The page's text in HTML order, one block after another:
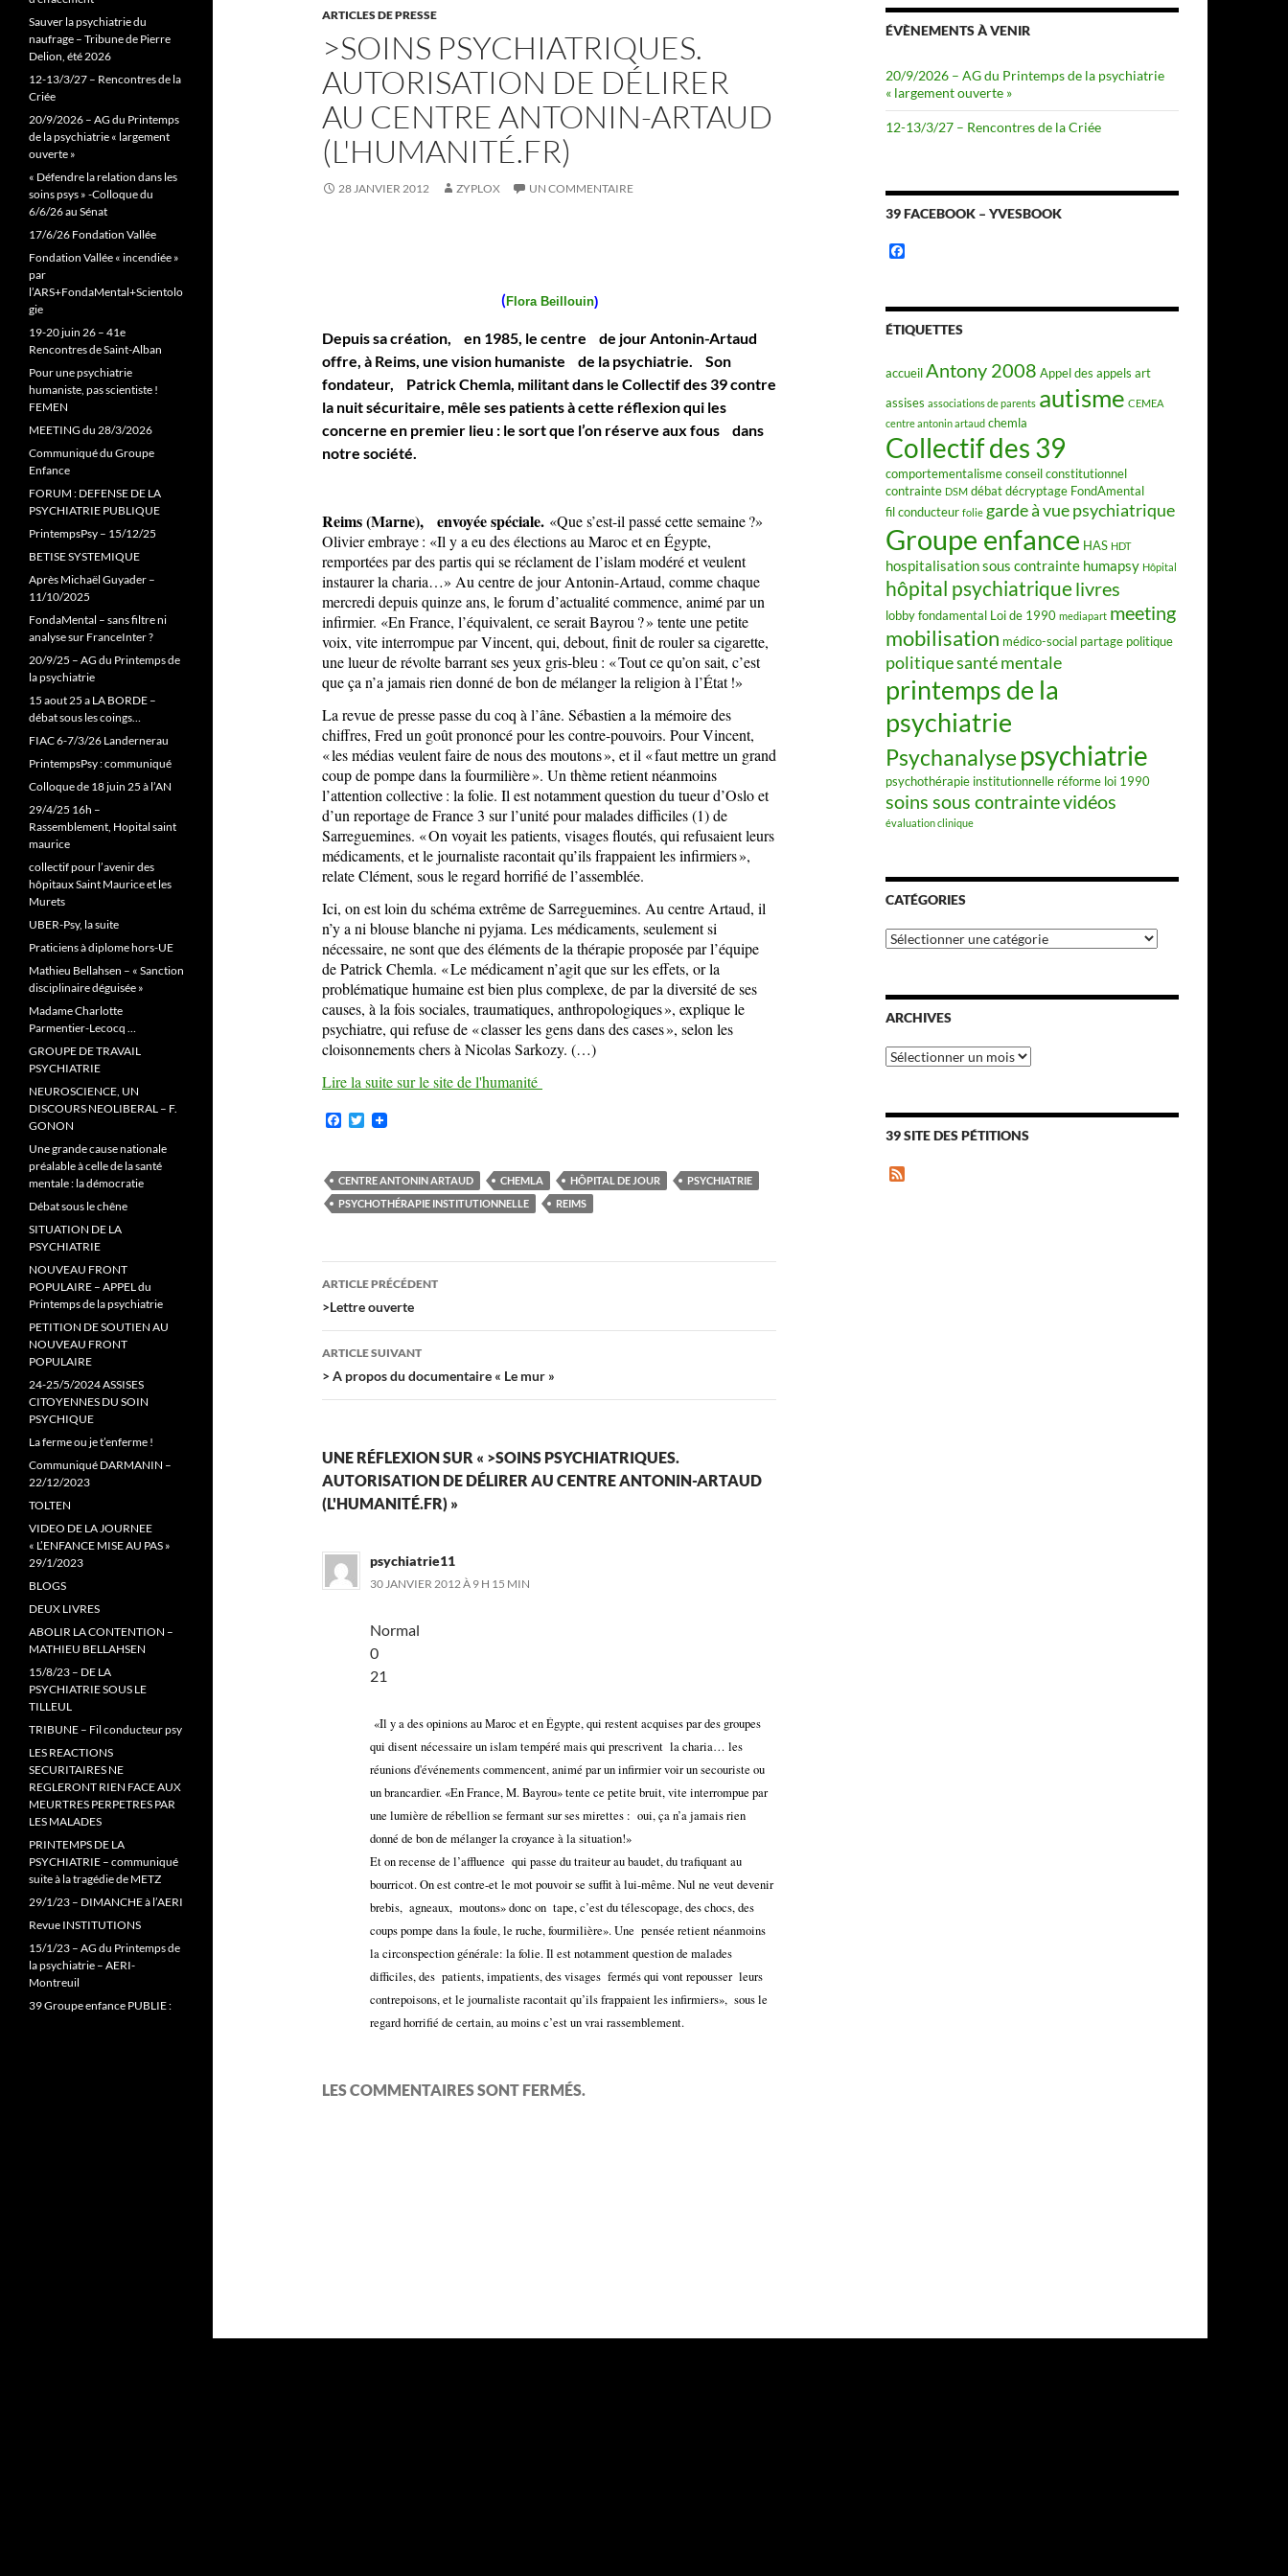
ARTICLES DE PRESSE
>SOINS PSYCHIATRIQUES.
AUTORISATION DE DÉLIRER
AU CENTRE ANTONIN-ARTAUD
(L'HUMANITÉ.FR)
28 JANVIER 2012 ZYPLOX UN COMMENTAIRE
(Flora Beillouin)
Depuis sa création, en 1985, le centre de jour Antonin-Artaud
offre, à Reims, une vision humaniste de la psychiatrie. Son
fondateur, Patrick Chemla, militant dans le Collectif des 39 contre
la nuit sécuritaire, mêle ses patients à cette réflexion qui les
concerne en premier lieu : le sort que l’on réserve aux fous dans
notre société.
Reims (Marne), envoyée spéciale. «Que s’est-il passé cette semaine ?»
Olivier embraye : «Il y a eu des élections au Maroc et en Égypte,
remportées par des partis qui se réclament de l’islam modéré et veulent
instaurer la charia…» Au centre de jour Antonin-Artaud, comme chaque
mercredi depuis quinze ans, le forum d’actualité commence, animé par un
infirmier. «En France, l’équivalent, ce serait Bayrou ? » tente une petite
voix, vite interrompue par Vincent, qui, debout, finit de rouler sa cigarette,
une lueur de révolte barrant ses yeux gris-bleu : « Tout ce qu’on sait, c’est
que ça n’a jamais rien donné de bon de mélanger la religion à l’État !»
La revue de presse passe du coq à l’âne. Sébastien a la mémoire des
chiffres, Fred un goût prononcé pour les contre-pouvoirs. Pour Vincent,
« les médias veulent faire de nous des moutons », et il « faut mettre un grand
coup de pompe dans la fourmilière ». Un thème retient néanmoins
l’attention collective : la folie. Il est notamment question du tueur d’Oslo et
d’un reportage de France 3 sur l’unité pour malades difficiles (1) de
Sarreguemines. « On voyait les patients, visages floutés, qui refusaient leurs
médicaments, et le journaliste racontait qu’ils frappaient les infirmiers »,
relate Clément, sous le regard horrifié de l’assemblée.
Ici, on est loin du schéma extrême de Sarreguemines. Au centre Artaud, il
n’y a ni blouse blanche ni pyjama. Les médicaments, seulement si
nécessaire, ne sont que des éléments de la thérapie proposée par l’équipe
de Patrick Chemla. « Le médicament n’agit que sur les effets, or la
problématique humaine est bien plus complexe, de par la diversité de ses
causes, à la fois sociales, traumatiques, anthropologiques », explique le
psychiatre, qui refuse de « classer les gens dans des cases », selon les
cloisonnements chers à Nicolas Sarkozy. (…)
Lire la suite sur le site de l'humanité
F
b
o
o
T
t
e
r
CENTRE ANTONIN ARTAUD CHEMLA HÔPITAL DE JOUR
PSYCHIATRIE
PSYCHOTHÉRAPIE INSTITUTIONNELLE
REIMS
Navigation
des
articles
ARTICLE PRÉCÉDENT
>Lettre ouverte
ARTICLE SUIVANT
> A propos du documentaire « Le mur »
UNE RÉFLEXION SUR « >SOINS PSYCHIATRIQUES.
AUTORISATION DE DÉLIRER AU CENTRE ANTONIN-ARTAUD
(L'HUMANITÉ.FR) »
psychiatrie11
30 JANVIER 2012 À 9 H 15 MIN
Normal
0
21
«Il y a des opinions au Maroc et en Égypte, qui restent acquises par des groupes
qui disent nécessaire un islam tempéré mais qui prescrivent la charia… les
réunions d'événements commencent, animé par un infirmier voir un secouriste ou
un brancardier. «En France, M. Bayrou» tente ce petite bruit, vite interrompue par
une lumière de rébellion se fermant sur ses mirettes : oui, ça n’a jamais rien
donné de bon de mélanger la croyance à la situation!»
Et on recense de l’affluence qui passe du traiteur au baudet, du trafiquant au
bourricot. On est contre-et le mot pouvoir se suffit à lui-même. Nul ne veut devenir
brebis, agneaux, moutons» donc on tape, c’est du télescopage, des chocs, des
coups pompe dans la foule, le ruche, fourmilière». Une pensée retient néanmoins
la circonspection générale: la folie. Il est notamment question de malades
difficiles, des patients, impatients, des visages fermés qui vont repousser leurs
contrepoisons, et le journaliste racontait qu’ils frappaient les infirmiers», sous le
regard horrifié de certain, au moins c’est un vrai rassemblement.
LES COMMENTAIRES SONT FERMÉS.
ÉVÈNEMENTS À VENIR
20/9/2026 – AG du Printemps de la psychiatrie
« largement ouverte »
12-13/3/27 – Rencontres de la Criée
39 FACEBOOK – YVESBOOK
b
o
ÉTIQUETTES
accueilAntony 2008 Appel des appels art
assises associations de parents autisme CEMEA
centre antonin artaud chemla
Collectif des 39
comportementalismeconseil constitutionnel
contrainte DSM débatdécryptage FondAmental
fil conducteur folie garde à vue psychiatrique
Groupe enfance HAS HDT
hospitalisation sous contrainte humapsy Hôpital
hôpital psychiatriquelivres
lobby fondamental Loi de 1990 mediapart meeting
mobilisation médico-social partage politique
politique santé mentale
printemps de la
psychiatrie
Psychanalyse psychiatrie
psychothérapie institutionnelle réforme loi 1990
soins sous contraintevidéos
évaluation clinique
CATÉGORIES
Catégories
ARCHIVES
Archives
39 SITE DES PÉTITIONS
Sauver la psychiatrie du
naufrage – Tribune de Pierre
Delion, été 2026
12-13/3/27 – Rencontres de la
Criée
20/9/2026 – AG du Printemps
de la psychiatrie « largement
ouverte »
« Défendre la relation dans les
soins psys » -Colloque du
6/6/26 au Sénat
17/6/26 Fondation Vallée
Fondation Vallée « incendiée »
par
l’ARS+FondaMental+Scientolo
gie
19-20 juin 26 – 41e
Rencontres de Saint-Alban
Pour une psychiatrie
humaniste, pas scientiste !
FEMEN
MEETING du 28/3/2026
Communiqué du Groupe
Enfance
FORUM : DEFENSE DE LA
PSYCHIATRIE PUBLIQUE
PrintempsPsy – 15/12/25
BETISE SYSTEMIQUE
Après Michaël Guyader –
11/10/2025
FondaMental – sans filtre ni
analyse sur FranceInter ?
20/9/25 – AG du Printemps de
la psychiatrie
15 aout 25 a LA BORDE –
débat sous les coings…
FIAC 6-7/3/26 Landernerau
PrintempsPsy : communiqué
Colloque de 18 juin 25 à l’AN
29/4/25 16h –
Rassemblement, Hopital saint
maurice
collectif pour l’avenir des
hôpitaux Saint Maurice et les
Murets
UBER-Psy, la suite
Praticiens à diplome hors-UE
Mathieu Bellahsen – « Sanction
disciplinaire déguisée »
Madame Charlotte
Parmentier-Lecocq …
GROUPE DE TRAVAIL
PSYCHIATRIE
NEUROSCIENCE, UN
DISCOURS NEOLIBERAL – F.
GONON
Une grande cause nationale
préalable à celle de la santé
mentale : la démocratie
Débat sous le chêne
SITUATION DE LA
PSYCHIATRIE
NOUVEAU FRONT
POPULAIRE – APPEL du
Printemps de la psychiatrie
PETITION DE SOUTIEN AU
NOUVEAU FRONT
POPULAIRE
24-25/5/2024 ASSISES
CITOYENNES DU SOIN
PSYCHIQUE
La ferme ou je t’enferme !
Communiqué DARMANIN –
22/12/2023
TOLTEN
VIDEO DE LA JOURNEE
« L’ENFANCE MISE AU PAS »
29/1/2023
BLOGS
DEUX LIVRES
ABOLIR LA CONTENTION –
MATHIEU BELLAHSEN
15/8/23 – DE LA
PSYCHIATRIE SOUS LE
TILLEUL
TRIBUNE – Fil conducteur psy
LES REACTIONS
SECURITAIRES NE
REGLERONT RIEN FACE AUX
MEURTRES PERPETRES PAR
LES MALADES
PRINTEMPS DE LA
PSYCHIATRIE – communiqué
suite à la tragédie de METZ
29/1/23 – DIMANCHE à l’AERI
Revue INSTITUTIONS
15/1/23 – AG du Printemps de
la psychiatrie – AERI-
Montreuil
39 Groupe enfance PUBLIE :